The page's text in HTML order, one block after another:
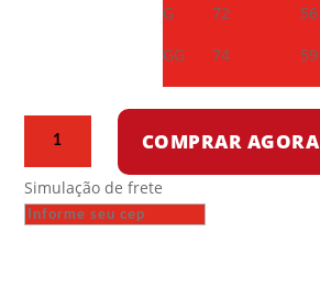
G
72
56
GG
74 59
-
Fuck
COMPRAR AGORA
Simulação de frete